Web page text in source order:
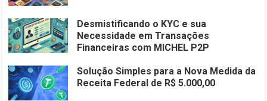
Desmistificando o KYC e sua
Necessidade em Transações
Financeiras com MICHEL P2P
Solução Simples para a Nova Medida da
Receita Federal de R$ 5.000,00